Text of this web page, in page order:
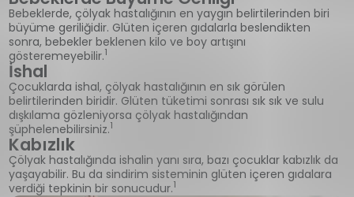
Bebeklerde, çölyak hastalığının en yaygın belirtilerinden biri
büyüme geriliğidir. Glüten içeren gıdalarla beslendikten
sonra, bebekler beklenen kilo ve boy artışını
gösteremeyebilir.1
İshal
Çocuklarda ishal, çölyak hastalığının en sık görülen
belirtilerinden biridir. Glüten tüketimi sonrası sık sık ve sulu
dışkılama gözleniyorsa çölyak hastalığından
şüphelenebilirsiniz.1
Kabızlık
Çölyak hastalığında ishalin yanı sıra, bazı çocuklar kabızlık da
yaşayabilir. Bu da sindirim sisteminin glüten içeren gıdalara
verdiği tepkinin bir sonucudur.1